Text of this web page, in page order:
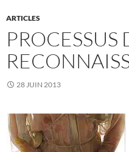
ARTICLES
PROCESSUS
28 JUIN 2013